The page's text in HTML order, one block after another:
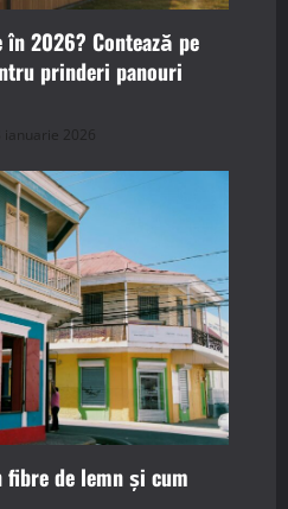
2026? Contează pe
prinderi panouri
ianuarie 2026
fibre de lemn și cum